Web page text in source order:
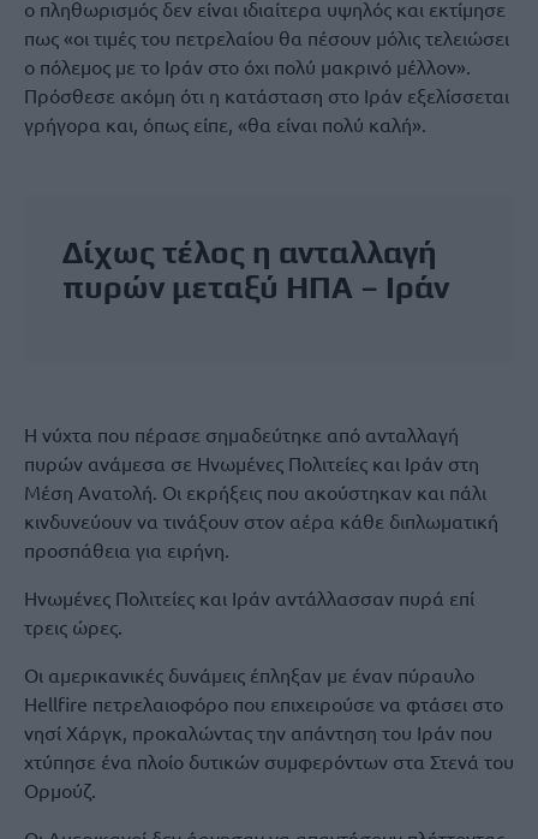
ο πληθωρισμός δεν είναι ιδιαίτερα υψηλός και εκτίμησε
πως «οι τιμές του πετρελαίου θα πέσουν μόλις τελειώσει
ο πόλεμος με το Ιράν στο όχι πολύ μακρινό μέλλον».
Πρόσθεσε ακόμη ότι η κατάσταση στο Ιράν εξελίσσεται
γρήγορα και, όπως είπε, «θα είναι πολύ καλή».
Δίχως τέλος η ανταλλαγή
πυρών μεταξύ ΗΠΑ – Ιράν
Η νύχτα που πέρασε σημαδεύτηκε από ανταλλαγή
πυρών ανάμεσα σε Ηνωμένες Πολιτείες και Ιράν στη
Μέση Ανατολή. Οι εκρήξεις που ακούστηκαν και πάλι
κινδυνεύουν να τινάξουν στον αέρα κάθε διπλωματική
προσπάθεια για ειρήνη.
Ηνωμένες Πολιτείες και Ιράν αντάλλασσαν πυρά επί
τρεις ώρες.
Οι αμερικανικές δυνάμεις έπληξαν με έναν πύραυλο
Hellfire πετρελαιοφόρο που επιχειρούσε να φτάσει στο
νησί Χάργκ, προκαλώντας την απάντηση του Ιράν που
χτύπησε ένα πλοίο δυτικών συμφερόντων στα Στενά του
Ορμούζ.